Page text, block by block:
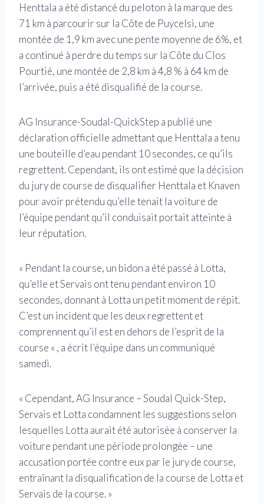
Henttala a été distancé du peloton à la marque des
71 km à parcourir sur la Côte de Puycelsi, une
montée de 1,9 km avec une pente moyenne de 6%, et
a continué à perdre du temps sur la Côte du Clos
Pourtié, une montée de 2,8 km à 4,8 % à 64 km de
l’arrivée, puis a été disqualifié de la course.
AG Insurance-Soudal-QuickStep a publié une
déclaration officielle admettant que Henttala a tenu
une bouteille d’eau pendant 10 secondes, ce qu’ils
regrettent. Cependant, ils ont estimé que la décision
du jury de course de disqualifier Henttala et Knaven
pour avoir prétendu qu’elle tenait la voiture de
l’équipe pendant qu’il conduisait portait atteinte à
leur réputation.
« Pendant la course, un bidon a été passé à Lotta,
qu’elle et Servais ont tenu pendant environ 10
secondes, donnant à Lotta un petit moment de répit.
C’est un incident que les deux regrettent et
comprennent qu’il est en dehors de l’esprit de la
course « , a écrit l’équipe dans un communiqué
samedi.
« Cependant, AG Insurance – Soudal Quick-Step,
Servais et Lotta condamnent les suggestions selon
lesquelles Lotta aurait été autorisée à conserver la
voiture pendant une période prolongée – une
accusation portée contre eux par le jury de course,
entraînant la disqualification de la course de Lotta et
Servais de la course. »